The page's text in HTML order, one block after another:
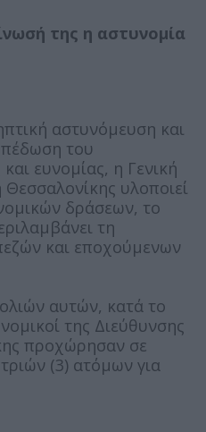
της η αστυνομία
αστυνόμευση και
του
ευνομίας, η Γενική
υλοποιεί
δράσεων, το
τη
και εποχούμενων
αυτών, κατά το
της Διεύθυνσης
προχώρησαν σε
(3) ατόμων για